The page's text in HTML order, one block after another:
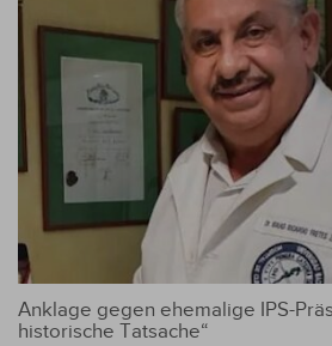
Anklage gegen ehemalige IPS-
historische Tatsache“